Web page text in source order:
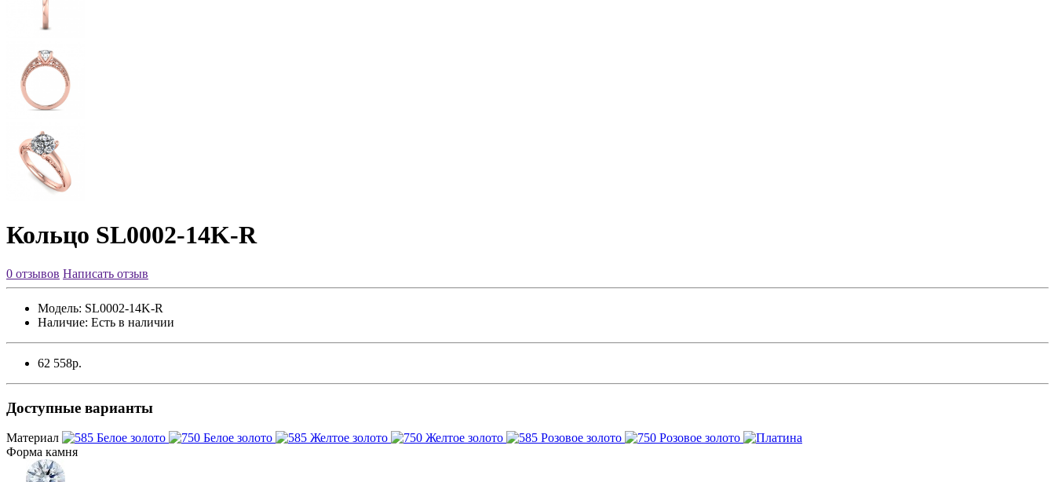
Кольцо SL0002-14K-R
0 отзывов Написать отзыв
Модель: SL0002-14K-R
Наличие: Есть в наличии
62 558р.
Доступные варианты
Материал
Форма камня